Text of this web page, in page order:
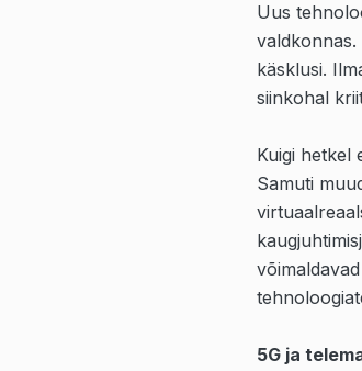
Uus
valdkonnas.
käsklusi.
siinkohal
Kuigi hetkel
Samuti
5G ja